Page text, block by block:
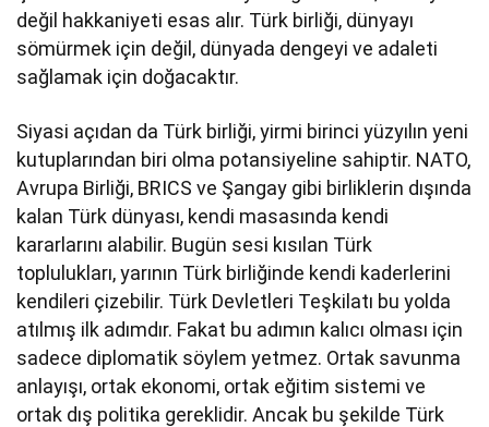
değil hakkaniyeti esas alır. Türk birliği, dünyayı
sömürmek için değil, dünyada dengeyi ve adaleti
sağlamak için doğacaktır.
Siyasi açıdan da Türk birliği, yirmi birinci yüzyılın yeni
kutuplarından biri olma potansiyeline sahiptir. NATO,
Avrupa Birliği, BRICS ve Şangay gibi birliklerin dışında
kalan Türk dünyası, kendi masasında kendi
kararlarını alabilir. Bugün sesi kısılan Türk
toplulukları, yarının Türk birliğinde kendi kaderlerini
kendileri çizebilir. Türk Devletleri Teşkilatı bu yolda
atılmış ilk adımdır. Fakat bu adımın kalıcı olması için
sadece diplomatik söylem yetmez. Ortak savunma
anlayışı, ortak ekonomi, ortak eğitim sistemi ve
ortak dış politika gereklidir. Ancak bu şekilde Türk